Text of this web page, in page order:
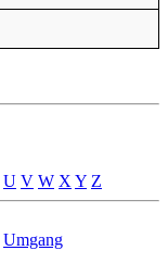
U V W X Y Z
Umgang